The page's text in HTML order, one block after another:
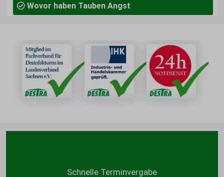
Wovor haben Tauben Angst
Schnelle Terminvergabe